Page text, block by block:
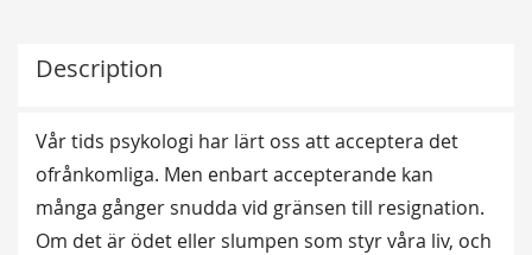
Description
Vår tids psykologi har lärt oss att acceptera det
ofrånkomliga. Men enbart accepterande kan
många gånger snudda vid gränsen till resignation.
Om det är ödet eller slumpen som styr våra liv, och